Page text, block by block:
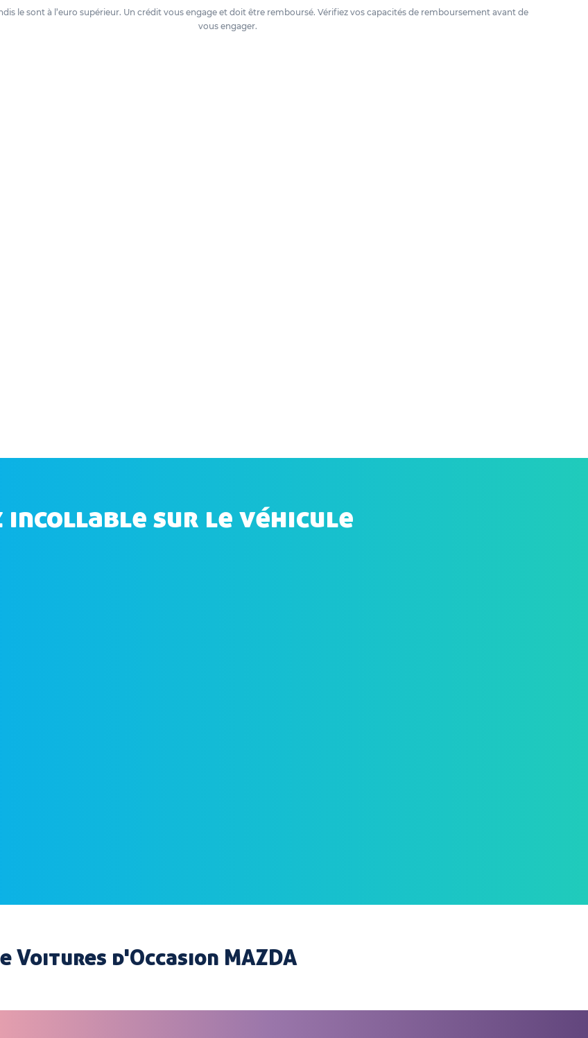
le sont à l’euro supérieur. Un crédit vous engage et doit être remboursé. Vérifiez vos capacités de remboursement avant de
vous engager.
incollable sur le véhicule
Voitures d'Occasion MAZDA